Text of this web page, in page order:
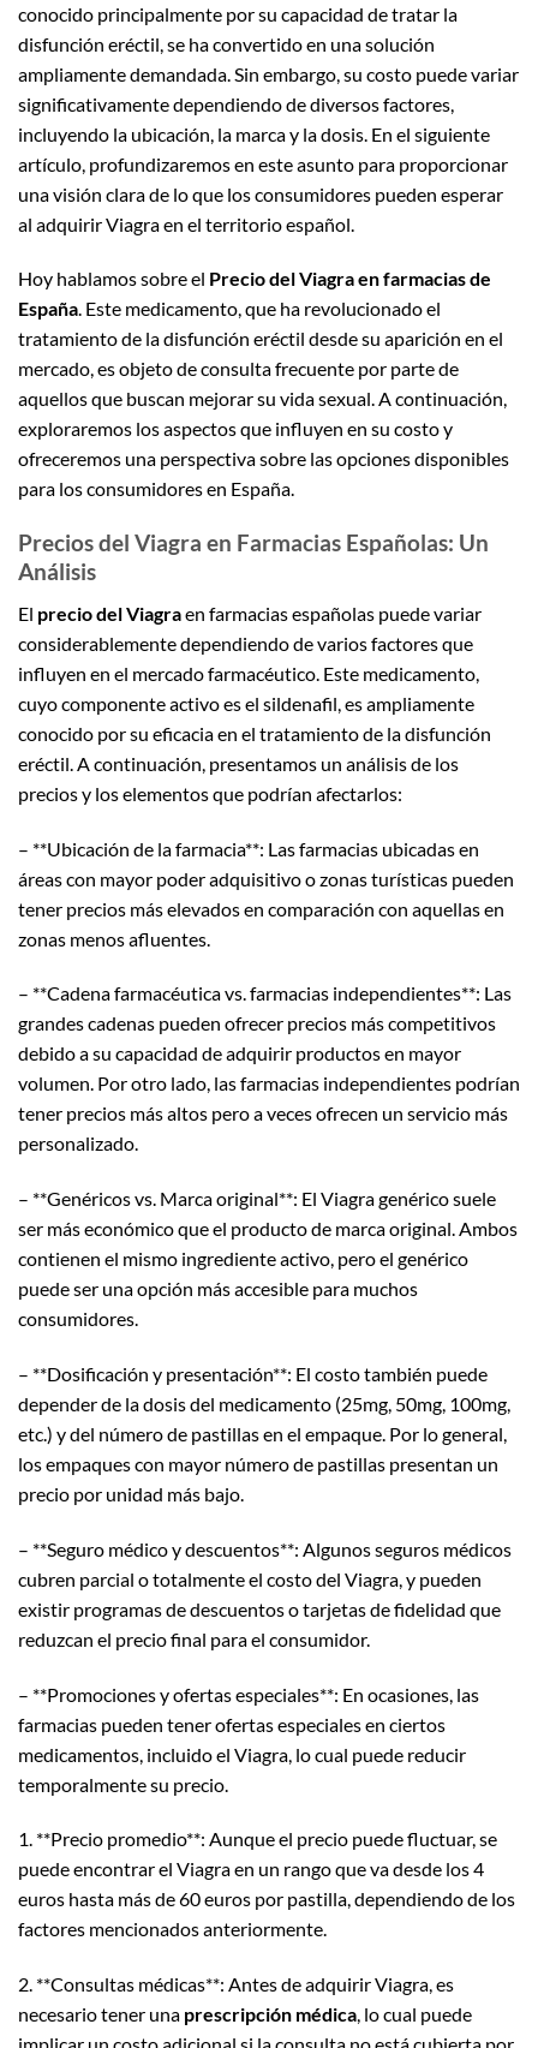
conocido principalmente por su capacidad de tratar la
disfunción eréctil, se ha convertido en una solución
ampliamente demandada. Sin embargo, su costo puede variar
significativamente dependiendo de diversos factores,
incluyendo la ubicación, la marca y la dosis. En el siguiente
artículo, profundizaremos en este asunto para proporcionar
una visión clara de lo que los consumidores pueden esperar
al adquirir Viagra en el territorio español.
Hoy hablamos sobre el Precio del Viagra en farmacias de
España. Este medicamento, que ha revolucionado el
tratamiento de la disfunción eréctil desde su aparición en el
mercado, es objeto de consulta frecuente por parte de
aquellos que buscan mejorar su vida sexual. A continuación,
exploraremos los aspectos que influyen en su costo y
ofreceremos una perspectiva sobre las opciones disponibles
para los consumidores en España.
Precios del Viagra en Farmacias Españolas: Un
Análisis
El precio del Viagraen farmacias españolas puede variar
considerablemente dependiendo de varios factores que
influyen en el mercado farmacéutico. Este medicamento,
cuyo componente activo es el sildenafil, es ampliamente
conocido por su eficacia en el tratamiento de la disfunción
eréctil. A continuación, presentamos un análisis de los
precios y los elementos que podrían afectarlos:
– **Ubicación de la farmacia**: Las farmacias ubicadas en
áreas con mayor poder adquisitivo o zonas turísticas pueden
tener precios más elevados en comparación con aquellas en
zonas menos afluentes.
– **Cadena farmacéutica vs. farmacias independientes**: Las
grandes cadenas pueden ofrecer precios más competitivos
debido a su capacidad de adquirir productos en mayor
volumen. Por otro lado, las farmacias independientes podrían
tener precios más altos pero a veces ofrecen un servicio más
personalizado.
– **Genéricos vs. Marca original**: El Viagra genérico suele
ser más económico que el producto de marca original. Ambos
contienen el mismo ingrediente activo, pero el genérico
puede ser una opción más accesible para muchos
consumidores.
– **Dosificación y presentación**: El costo también puede
depender de la dosis del medicamento (25mg, 50mg, 100mg,
etc.) y del número de pastillas en el empaque. Por lo general,
los empaques con mayor número de pastillas presentan un
precio por unidad más bajo.
– **Seguro médico y descuentos**: Algunos seguros médicos
cubren parcial o totalmente el costo del Viagra, y pueden
existir programas de descuentos o tarjetas de fidelidad que
reduzcan el precio final para el consumidor.
– **Promociones y ofertas especiales**: En ocasiones, las
farmacias pueden tener ofertas especiales en ciertos
medicamentos, incluido el Viagra, lo cual puede reducir
temporalmente su precio.
1. **Precio promedio**: Aunque el precio puede fluctuar, se
puede encontrar el Viagra en un rango que va desde los 4
euros hasta más de 60 euros por pastilla, dependiendo de los
factores mencionados anteriormente.
2. **Consultas médicas**: Antes de adquirir Viagra, es
necesario tener una prescripción médica, lo cual puede